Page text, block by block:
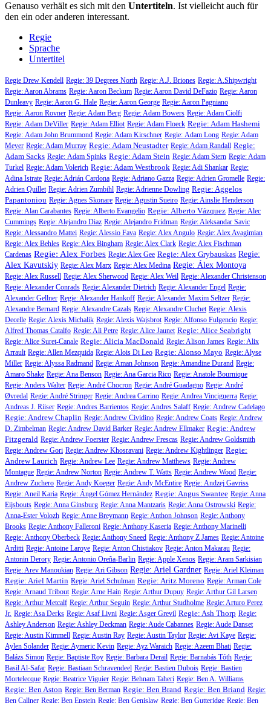
Genauso verhält es sich mit den Untertiteln. Ist vielleicht auch für
den ein oder anderen interessant.
Regie
Sprache
Untertitel
Regie Drew Kendell Regie: 39 Degrees North Regie: A.J. Briones Regie: A.Shipwright
Regie: Aaron Abrams Regie: Aaron Beckum Regie: Aaron David DeFazio Regie: Aaron
Dunleavy Regie: Aaron G. Hale Regie: Aaron George Regie: Aaron Pagniano
Regie: Aaron Rovner Regie: Adam Berg Regie: Adam Bowers Regie: Adam Ciolfi
Regie: Adam DeViller Regie: Adam Elliot Regie: Adam Floeck Regie: Adam Hashemi
Regie: Adam John Brummond Regie: Adam Kirschner Regie: Adam Long Regie: Adam
Meyer Regie: Adam Murray Regie: Adam Neustadter Regie: Adam Randall Regie:
Adam Sacks Regie: Adam Spinks Regie: Adam Stein Regie: Adam Stern Regie: Adam
Turkel Regie: Adam Volerich Regie: Adam Westbrook Regie: Adi Shankar Regie:
Adina Istrate Regie: Adrián Cardona Regie: Adriano Gazza Regie: Adrien Gromelle Regie:
Adrien Quillet Regie: Adrien Zumbihl Regie: Adrienne Dowling Regie: Aggelos
Papantoniou Regie: Agnes Skonare Regie: Agustin Sueiro Regie: Ainslie Henderson
Regie: Alan Carabantes Regie: Alberto Evangelio Regie: Alberto Vázquez Regie: Alec
Cummings Regie: Alejandro Diaz Regie: Alejandro Fridman Regie: Aleksandar Savic
Regie: Alessandro Mattei Regie: Alessio Fava Regie: Alex Angulo Regie: Alex Avagimian
Regie: Alex Behles Regie: Alex Bingham Regie: Alex Clark Regie: Alex Fischman
Cardenas Regie: Alex Forbes Regie: Alex Gee Regie: Alex Grybauskas Regie:
Alex Kavutskiy Regie: Alex Marx Regie: Alex Medina Regie: Álex Montoya
Regie: Alex Russell Regie: Alex Sherwood Regie: Alex Weil Regie: Alexander Christenson
Regie: Alexander Conrads Regie: Alexander Dietrich Regie: Alexander Engel Regie:
Alexander Gellner Regie: Alexander Hankoff Regie: Alexander Maxim Seltzer Regie:
Alexandre Bernard Regie: Alexandre Cazals Regie: Alexandre Cluchet Regie: Alexis
Decelle Regie: Alexis Michalik Regie: Alexis Wajsbrot Regie: Alfonso Fulgencio Regie:
Alfred Thomas Catalfo Regie: Ali Petre Regie: Alice Jaunet Regie: Alice Seabright
Regie: Alice Suret-Canale Regie: Alicia MacDonald Regie: Alison James Regie: Alix
Arrault Regie: Allen Mezquida Regie: Alois Di Leo Regie: Alonso Mayo Regie: Alyse
Miller Regie: Alyssa Radmand Regie: Aman Johnson Regie: Amandine Durand Regie:
Amaro Shake Regie: Ana Benson Regie: Ana Garcia Rico Regie: Anatole Bournique
Regie: Anders Walter Regie: André Chocron Regie: André Guadagno Regie: André
Øvredal Regie: André Stringer Regie: Andrea Carrino Regie: Andrea Vinciguerra Regie:
Andreas J. Riiser Regie: Andres Barrientos Regie: Andres Salaff Regie: Andrew Cadelago
Regie: Andrew Chaplin Regie: Andrew Cividino Regie: Andrew Coats Regie: Andrew
D. Zimbelman Regie: Andrew David Barker Regie: Andrew Ellmaker Regie: Andrew
Fitzgerald Regie: Andrew Foerster Regie: Andrew Frescas Regie: Andrew Goldsmith
Regie: Andrew Gori Regie: Andrew Khosravani Regie: Andrew Kightlinger Regie:
Andrew Laurich Regie: Andrew Lee Regie: Andrew Matthews Regie: Andrew
Montague Regie: Andrew Norton Regie: Andrew T. Watts Regie: Andrew Wood Regie:
Andrew Zuchero Regie: Andy Koeger Regie: Andy McEntire Regie: Andzej Gavriss
Regie: Aneil Karia Regie: Ángel Gómez Hernández Regie: Angus Swantee Regie: Anna
Eijsbouts Regie: Anna Ginsburg Regie: Anna Mantzaris Regie: Anna Ostrowski Regie:
Anna-Ester Volozh Regie: Anne Breymann Regie: Anthon Johnson Regie: Anthony
Brooks Regie: Anthony Falleroni Regie: Anthony Kaseria Regie: Anthony Marinelli
Regie: Anthony Oberbeck Regie: Anthony Sneed Regie: Anthony Z James Regie: Antoine
Arditti Regie: Antoine Laroye Regie: Anton Chistiakov Regie: Anton Makarau Regie:
Antonin Derory Regie: Antonio Oreña-Barlin Regie: Apple Xenos Regie: Aram Sarkisian
Regie: Arev Manoukian Regie: Ari Gibson Regie: Ariel Gardner Regie: Ariel Kleiman
Regie: Ariel Martin Regie: Ariel Schulman Regie: Aritz Moreno Regie: Arman Cole
Regie: Arnaud Tribout Regie: Arne Hain Regie: Arthur Dupuy Regie: Arthur Gil Larsen
Regie: Arthur Metcalf Regie: Arthur Seguin Regie: Arthur Studholme Regie: Arturo Perez
Jr. Regie: Asa Derks Regie: Asaf Livni Regie: Asger Grevil Regie: Ash Thorp Regie:
Ashley Anderson Regie: Ashley Deckman Regie: Aude Cabannes Regie: Aude Danset
Regie: Austin Kimmell Regie: Austin Ray Regie: Austin Taylor Regie: Avi Kaye Regie:
Aylen Solander Regie: Aymeric Kevin Regie: Ayz Waraich Regie: Azeem Bhati Regie:
Balázs Simon Regie: Baptiste Roy Regie: Barbara Derail Regie: Barnabás Tóth Regie:
Basil Al-Safar Regie: Bastiaan Schravendeel Regie: Bastien Dubois Regie: Bastien
Mortelecque Regie: Beatrice Viguier Regie: Behnam Taheri Regie: Ben A. Williams
Regie: Ben Aston Regie: Ben Berman Regie: Ben Brand Regie: Ben Briand Regie:
Ben Callner Regie: Ben Epstein Regie: Ben Genislaw Regie: Ben Gutteridge Regie: Ben